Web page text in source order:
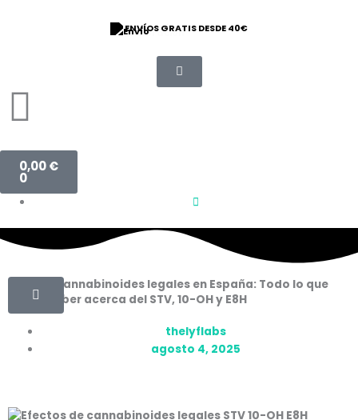
⭐ 9/10 VALORACIÓN
0,00€
0
Carrito
Guía de cannabinoides legales en España: Todo lo que
debes saber acerca del STV, 10-OH y E8H
thelyflabs
agosto 4, 2025